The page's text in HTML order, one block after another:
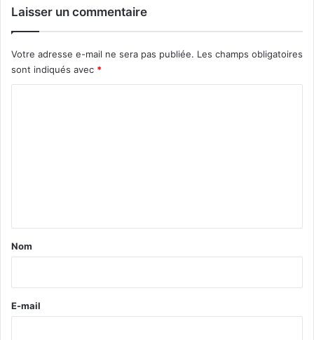
Laisser un commentaire
Votre adresse e-mail ne sera pas publiée. Les champs obligatoires
sont indiqués avec *
a
e
Nom
E-mail